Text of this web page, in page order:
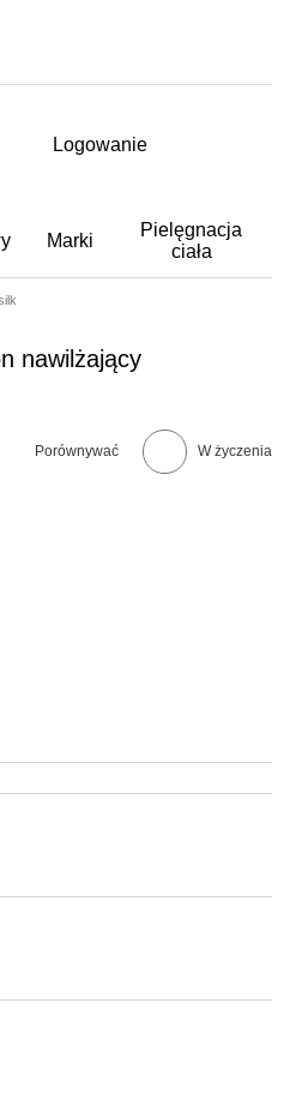
Logowanie
Marki
Pielęgnacja
ciała
nawilżający
Porównywać W życzenia